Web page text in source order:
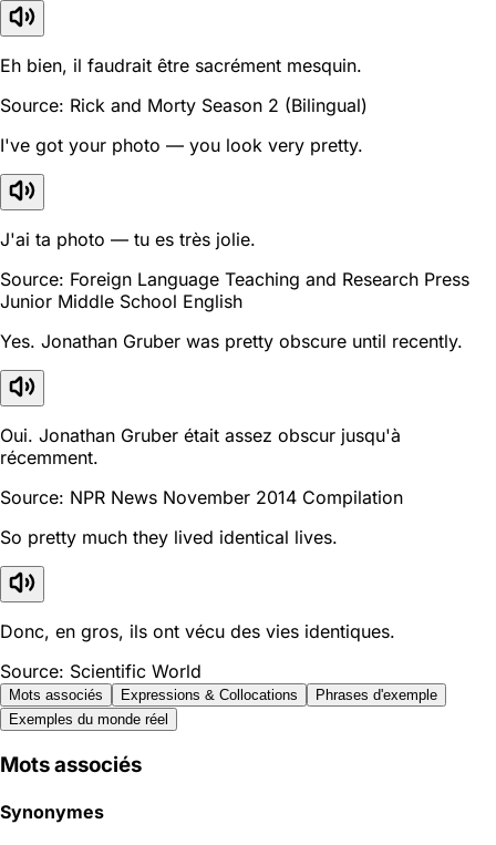
Eh bien, il faudrait être sacrément mesquin.
Source: Rick and Morty Season 2 (Bilingual)
I've got your photo — you look very pretty.
J'ai ta photo — tu es très jolie.
Source: Foreign Language Teaching and Research Press
Junior Middle School English
Yes. Jonathan Gruber was pretty obscure until recently.
Oui. Jonathan Gruber était assez obscur jusqu'à
récemment.
Source: NPR News November 2014 Compilation
So pretty much they lived identical lives.
Donc, en gros, ils ont vécu des vies identiques.
Source: Scientific World
Mots associés Expressions & Collocations
Phrases d'exemple
Exemples du monde réel
Mots associés
Synonymes